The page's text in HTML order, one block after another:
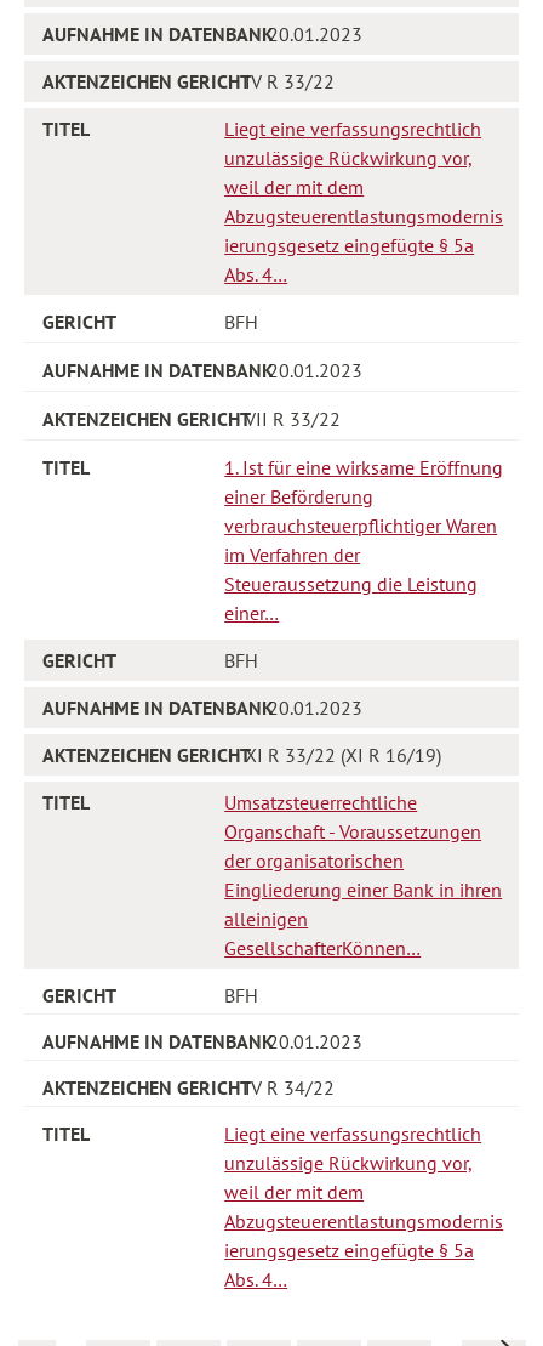
20.01.2023
IV R 33/22
Liegt eine verfassungsrechtlich
unzulässige Rückwirkung vor,
weil der mit dem
Abzugsteuerentlastungsmodernis
ierungsgesetz eingefügte § 5a
Abs. 4…
BFH
20.01.2023
VII R 33/22
1. Ist für eine wirksame Eröffnung
einer Beförderung
verbrauchsteuerpflichtiger Waren
im Verfahren der
Steueraussetzung die Leistung
einer…
BFH
20.01.2023
XI R 33/22 (XI R 16/19)
Umsatzsteuerrechtliche
Organschaft - Voraussetzungen
der organisatorischen
Eingliederung einer Bank in ihren
alleinigen
GesellschafterKönnen…
BFH
20.01.2023
IV R 34/22
Liegt eine verfassungsrechtlich
unzulässige Rückwirkung vor,
weil der mit dem
Abzugsteuerentlastungsmodernis
ierungsgesetz eingefügte § 5a
Abs. 4…